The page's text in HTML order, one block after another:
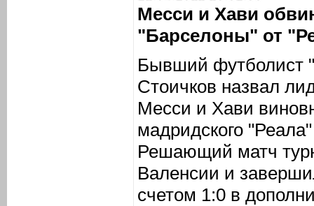
Месси и Хави
"Барселоны" от
Бывший футболист
Стоичков назвал
Месси и Хави
мадридского
Решающий матч
Валенсии и
счетом 1:0 в